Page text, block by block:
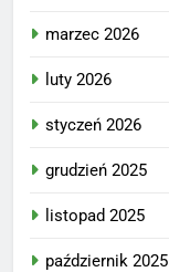
marzec 2026
luty 2026
styczeń 2026
grudzień 2025
listopad 2025
październik 2025